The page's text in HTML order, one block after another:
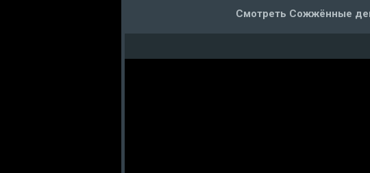
Смотреть Сожжённые